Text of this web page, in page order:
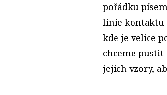
pořádku
linie kontaktu
kde je velice
chceme
jejich vzory,